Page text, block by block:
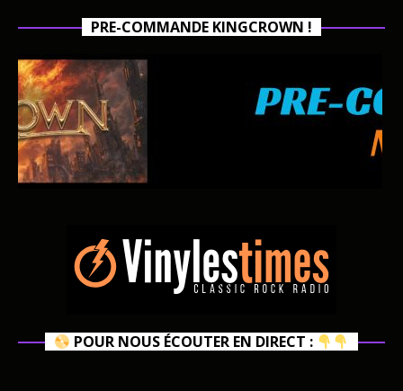
PRE-COMMANDE KINGCROWN !
POUR NOUS ÉCOUTER EN DIRECT :